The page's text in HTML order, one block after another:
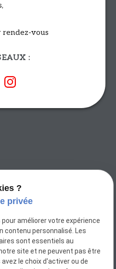
rendez-vous
:
?
privée
améliorer votre expérience
contenu personnalisé. Les
sont essentiels au
site et ne peuvent pas être
le choix d'activer ou de